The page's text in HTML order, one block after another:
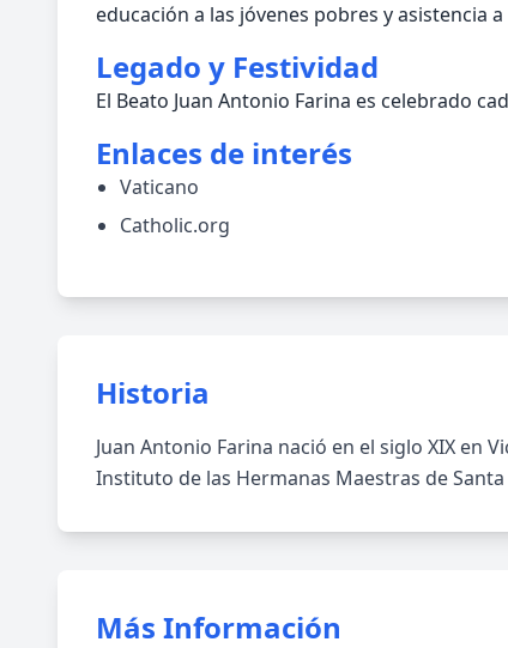
educación a las jóvenes pobres y asistencia
Legado y Festividad
El Beato Juan Antonio Farina es celebrado
Enlaces de interés
Vaticano
Catholic.org
Historia
Juan Antonio Farina nació en el siglo XIX en
Instituto de las Hermanas Maestras de
Más Información